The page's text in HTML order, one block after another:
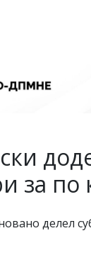
за по
делел